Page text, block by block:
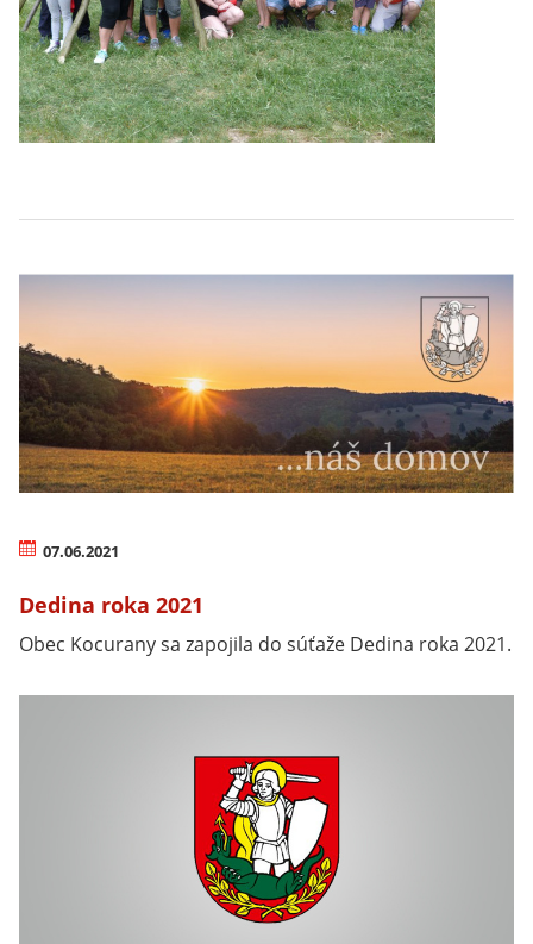
07.06.2021
Dedina roka 2021
Obec Kocurany sa zapojila do súťaže Dedina roka 2021.